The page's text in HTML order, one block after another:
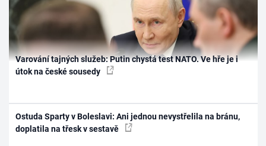
Varování tajných služeb: Putin chystá test NATO. Ve hře je i
útok na české sousedy
Ostuda Sparty v Boleslavi: Ani jednou nevystřelila na bránu,
doplatila na třesk v sestavě